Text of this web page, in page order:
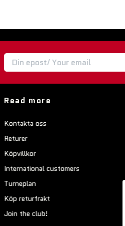
Read more
Kontakta oss
Returer
Köpvillkor
International customers
Turneplan
Köp returfrakt
Join the club!